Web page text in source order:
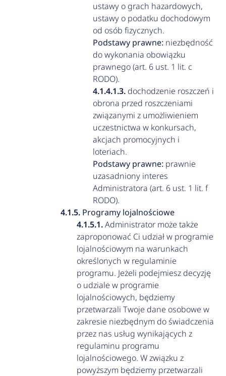
ustawy o grach hazardowych,
ustawy o podatku dochodowym
od osób fizycznych.
Podstawy prawne: niezbędność
do wykonania obowiązku
prawnego (art. 6 ust. 1 lit. c
RODO).
dochodzenie roszczeń i
obrona przed roszczeniami
związanymi z umożliwieniem
uczestnictwa w konkursach,
akcjach promocyjnych i
loteriach.
Podstawy prawne: prawnie
uzasadniony interes
Administratora (art. 6 ust. 1 lit. f
RODO).
Programy lojalnościowe
Administrator może także
zaproponować Ci udział w programie
lojalnościowym na warunkach
określonych w regulaminie
programu. Jeżeli podejmiesz decyzję
o udziale w programie
lojalnościowych, będziemy
przetwarzali Twoje dane osobowe w
zakresie niezbędnym do świadczenia
przez nas usług wynikających z
regulaminu programu
lojalnościowego. W związku z
powyższym będziemy przetwarzali